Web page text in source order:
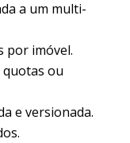
a um multi-
por imóvel.
quotas ou
e versionada.